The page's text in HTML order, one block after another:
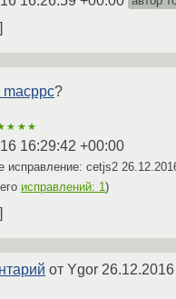
macppc?
16:29:42 +00:00
исправление: cetjs2
исправлений: 1)
от Ygor